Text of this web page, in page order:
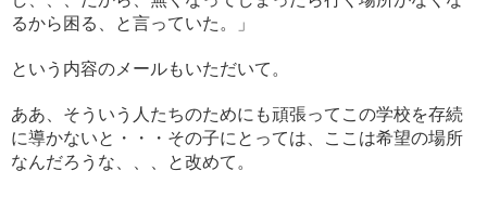
るから困る、と言っていた。」
という内容のメールもいただいて。
ああ、そういう人たちのためにも頑張ってこの学校を存続
に導かないと・・・その子にとっては、ここは希望の場所
なんだろうな、、、と改めて。